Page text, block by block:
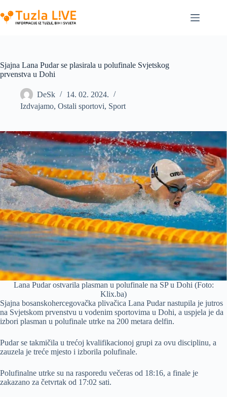
to
content
Sjajna Lana Pudar se plasirala u polufinale Svjetskog
prvenstva u Dohi
DeSk
14. 02. 2024.
Izdvajamo, Ostali sportovi, Sport
Lana Pudar ostvarila plasman u polufinale na SP u Dohi (Foto:
Klix.ba)
Sjajna bosanskohercegovačka plivačica Lana Pudar nastupila je jutros
na Svjetskom prvenstvu u vodenim sportovima u Dohi, a uspjela je da
izbori plasman u polufinale utrke na 200 metara delfin.
Pudar se takmičila u trećoj kvalifikacionoj grupi za ovu disciplinu, a
zauzela je treće mjesto i izborila polufinale.
Polufinalne utrke su na rasporedu večeras od 18:16, a finale je
zakazano za četvrtak od 17:02 sati.